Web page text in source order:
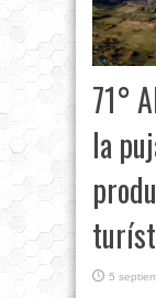
71°
la
5